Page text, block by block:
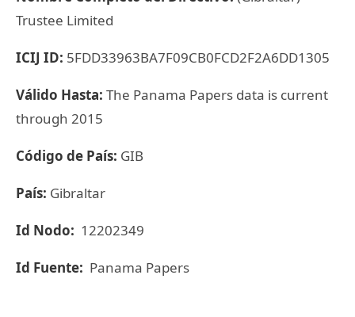
Trustee Limited
ICIJ ID: 5FDD33963BA7F09CB0FCD2F2A6DD1305
Válido Hasta: The Panama Papers data is current
through 2015
Código de País: GIB
País: Gibraltar
Id Nodo: 12202349
Id Fuente: Panama Papers